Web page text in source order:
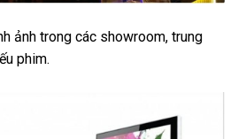
ảnh trong các showroom, trung
phim.